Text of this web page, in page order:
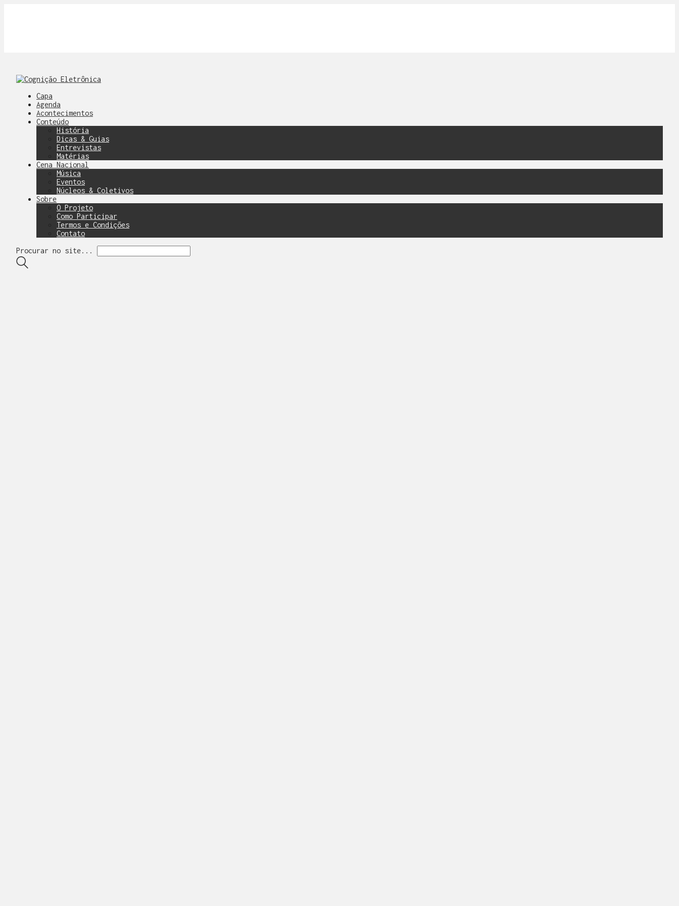
Capa
Agenda
Acontecimentos
Conteúdo
História
Dicas & Guias
Entrevistas
Matérias
Cena Nacional
Música
Eventos
Núcleos & Coletivos
Sobre
O Projeto
Como Participar
Termos e Condições
Contato
Procurar no site...